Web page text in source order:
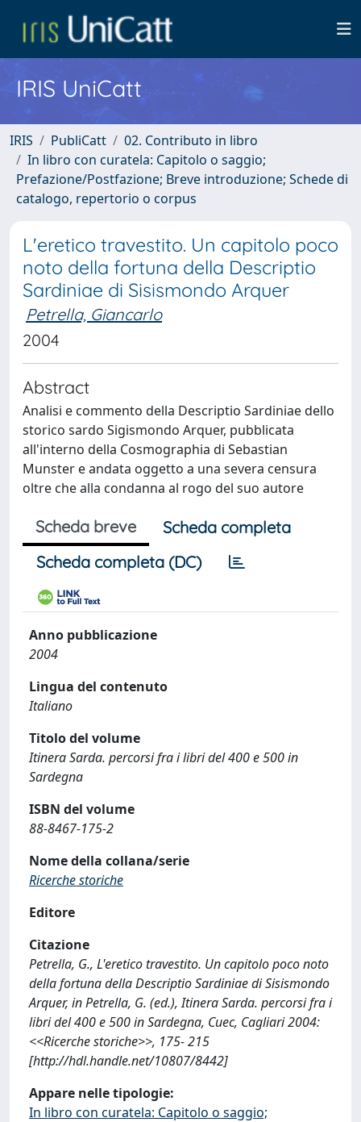
IRIS UniCatt
IRIS PubliCatt
02. Contributo in libro
In libro con curatela: Capitolo o saggio;
Prefazione/Postfazione; Breve introduzione; Schede di
catalogo, repertorio o corpus
L'eretico travestito. Un capitolo poco
noto della fortuna della Descriptio
Sardiniae di Sisismondo Arquer
Petrella, Giancarlo
2004
Abstract
Analisi e commento della Descriptio Sardiniae dello
storico sardo Sigismondo Arquer, pubblicata
all'interno della Cosmographia di Sebastian
Munster e andata oggetto a una severa censura
oltre che alla condanna al rogo del suo autore
Scheda breve
Scheda completa
Scheda completa (DC)
Anno pubblicazione
2004
Lingua del contenuto
Italiano
Titolo del volume
Itinera Sarda. percorsi fra i libri del 400 e 500 in
Sardegna
ISBN del volume
88-8467-175-2
Nome della collana/serie
Ricerche storiche
Editore
Citazione
Petrella, G., L'eretico travestito. Un capitolo poco noto
della fortuna della Descriptio Sardiniae di Sisismondo
Arquer, in Petrella, G. (ed.), Itinera Sarda. percorsi fra i
libri del 400 e 500 in Sardegna, Cuec, Cagliari 2004:
<<Ricerche storiche>>, 175- 215
[http://hdl.handle.net/10807/8442]
Appare nelle tipologie:
In libro con curatela: Capitolo o saggio;